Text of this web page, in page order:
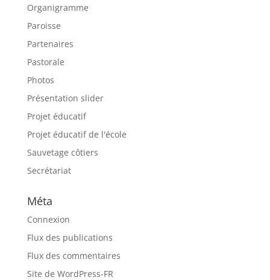
Organigramme
Paroisse
Partenaires
Pastorale
Photos
Présentation slider
Projet éducatif
Projet éducatif de l'école
Sauvetage côtiers
Secrétariat
Méta
Connexion
Flux des publications
Flux des commentaires
Site de WordPress-FR